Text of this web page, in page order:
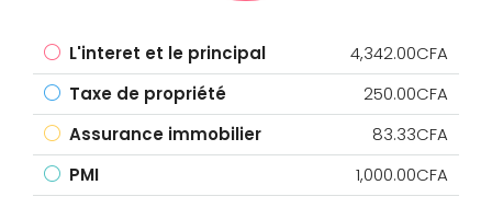
L'interet et le principal
4,342.00CFA
Taxe de propriété
250.00CFA
Assurance immobilier
83.33CFA
PMI
1,000.00CFA